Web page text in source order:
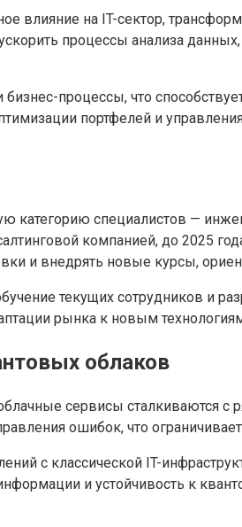
влияние на IT-сектор,
процессы анализа
процессы, что
портфелей и
категорию специалистов —
компанией, до 2025
и внедрять новые курсы,
текущих сотрудников и
рынка к новым
облаков
сервисы сталкиваются с
ошибок, что
с классической IT-
и устойчивость к